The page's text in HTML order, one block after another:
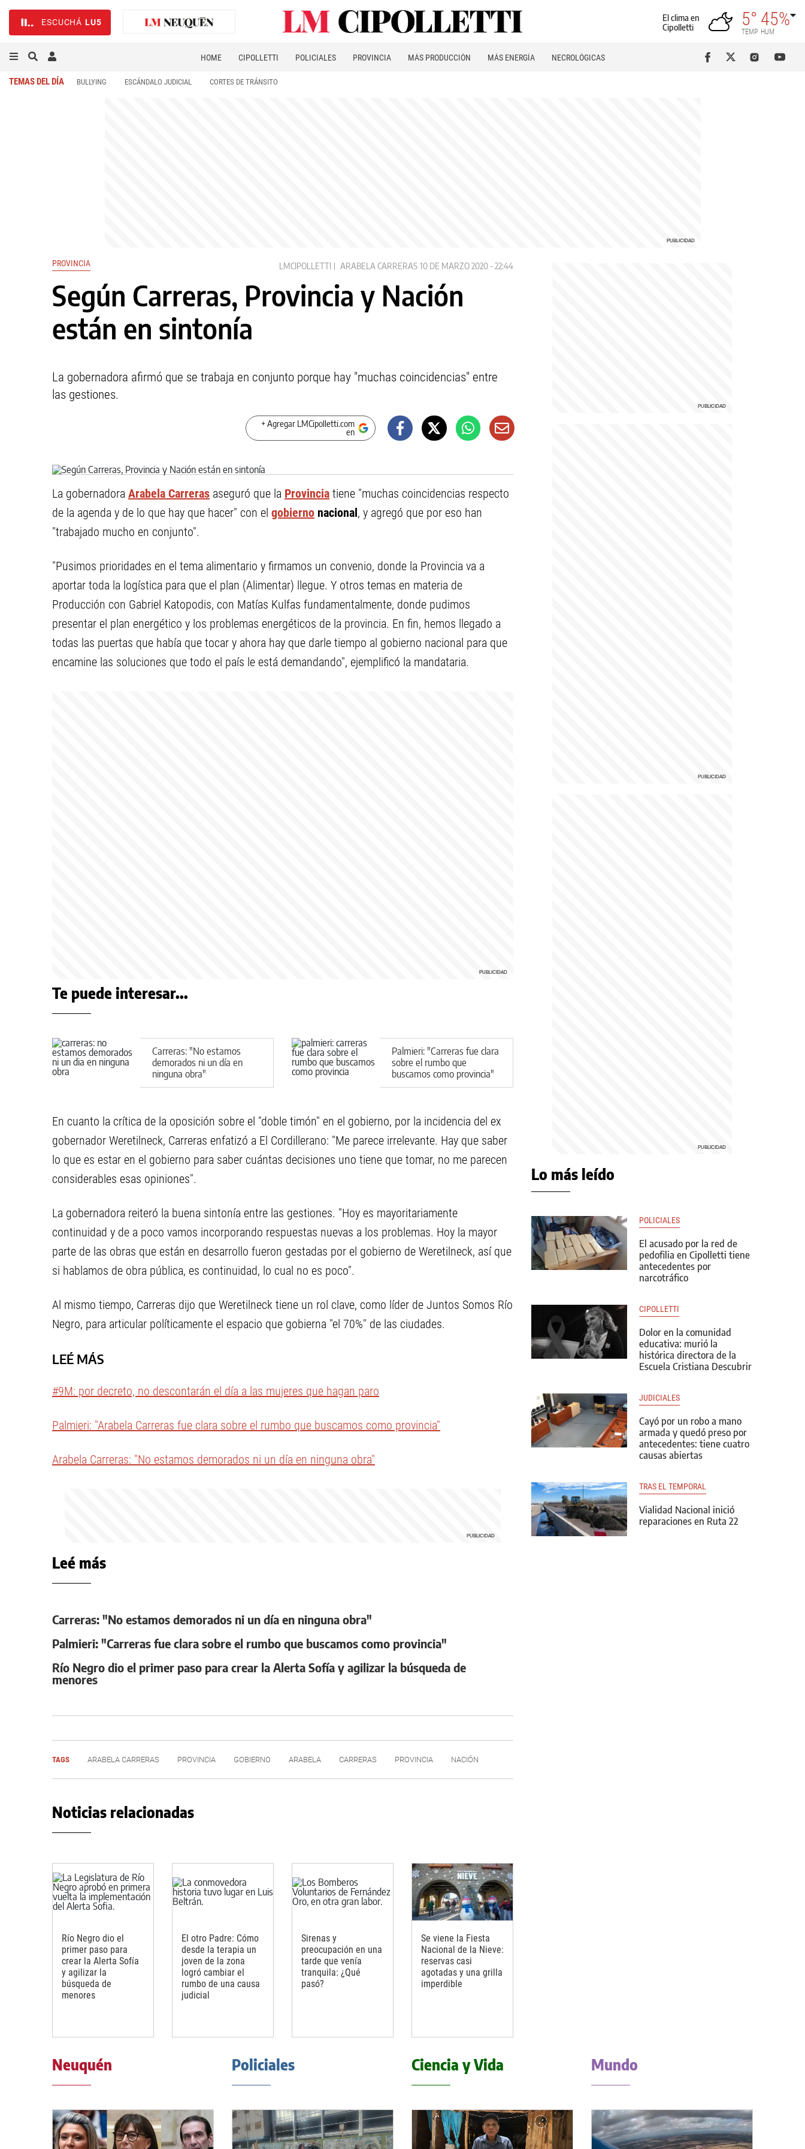
ESCUCHÁ LU5
El clima en
Cipolletti
5°
TEMP
45%
HUM
HOME CIPOLLETTI POLICIALES PROVINCIA MÁS PRODUCCIÓN MÁS ENERGÍA NECROLÓGICAS
TEMAS DEL DÍA BULLYING ESCÁNDALO JUDICIAL CORTES DE TRÁNSITO
PROVINCIA LMCIPOLLETTI ARABELA CARRERAS 10 DE MARZO 2020 - 22:44
Según Carreras, Provincia y Nación
están en sintonía
La gobernadora afirmó que se trabaja en conjunto porque hay "muchas coincidencias" entre
las gestiones.
+ Agregar LMCipolletti.com
en
La gobernadora Arabela Carreras aseguró que la Provincia tiene "muchas coincidencias respecto
de la agenda y de lo que hay que hacer" con el gobierno nacional, y agregó que por eso han
"trabajado mucho en conjunto".
"Pusimos prioridades en el tema alimentario y firmamos un convenio, donde la Provincia va a
aportar toda la logística para que el plan (Alimentar) llegue. Y otros temas en materia de
Producción con Gabriel Katopodis, con Matías Kulfas fundamentalmente, donde pudimos
presentar el plan energético y los problemas energéticos de la provincia. En fin, hemos llegado a
todas las puertas que había que tocar y ahora hay que darle tiempo al gobierno nacional para que
encamine las soluciones que todo el país le está demandando", ejemplificó la mandataria.
Te puede interesar...
Carreras: "No estamos
demorados ni un día en
ninguna obra"
Palmieri: "Carreras fue clara
sobre el rumbo que
buscamos como provincia"
En cuanto la crítica de la oposición sobre el "doble timón" en el gobierno, por la incidencia del ex
gobernador Weretilneck, Carreras enfatizó a El Cordillerano: "Me parece irrelevante. Hay que saber
lo que es estar en el gobierno para saber cuántas decisiones uno tiene que tomar, no me parecen
considerables esas opiniones".
La gobernadora reiteró la buena sintonía entre las gestiones. "Hoy es mayoritariamente
continuidad y de a poco vamos incorporando respuestas nuevas a los problemas. Hoy la mayor
parte de las obras que están en desarrollo fueron gestadas por el gobierno de Weretilneck, así que
si hablamos de obra pública, es continuidad, lo cual no es poco".
Al mismo tiempo, Carreras dijo que Weretilneck tiene un rol clave, como líder de Juntos Somos Río
Negro, para articular políticamente el espacio que gobierna "el 70%" de las ciudades.
LEÉ MÁS
#9M: por decreto, no descontarán el día a las mujeres que hagan paro
Palmieri: "Arabela Carreras fue clara sobre el rumbo que buscamos como provincia"
Arabela Carreras: "No estamos demorados ni un día en ninguna obra"
Leé más
Carreras: "No estamos demorados ni un día en ninguna obra"
Palmieri: "Carreras fue clara sobre el rumbo que buscamos como provincia"
Río Negro dio el primer paso para crear la Alerta Sofía y agilizar la búsqueda de
menores
TAGS ARABELA CARRERAS PROVINCIA GOBIERNO ARABELA CARRERAS PROVINCIA NACIÓN
Noticias relacionadas
Río Negro dio el
primer paso para
crear la Alerta Sofía
y agilizar la
búsqueda de
menores
El otro Padre: Cómo
desde la terapia un
joven de la zona
logró cambiar el
rumbo de una causa
judicial
Sirenas y
preocupación en una
tarde que venía
tranquila: ¿Qué
pasó?
Se viene la Fiesta
Nacional de la Nieve:
reservas casi
agotadas y una grilla
imperdible
Lo más leído
POLICIALES
El acusado por la red de
pedofilia en Cipolletti tiene
antecedentes por
narcotráfico
CIPOLLETTI
Dolor en la comunidad
educativa: murió la
histórica directora de la
Escuela Cristiana Descubrir
JUDICIALES
Cayó por un robo a mano
armada y quedó preso por
antecedentes: tiene cuatro
causas abiertas
TRAS EL TEMPORAL
Vialidad Nacional inició
reparaciones en Ruta 22
Neuquén Policiales Ciencia y Vida Mundo